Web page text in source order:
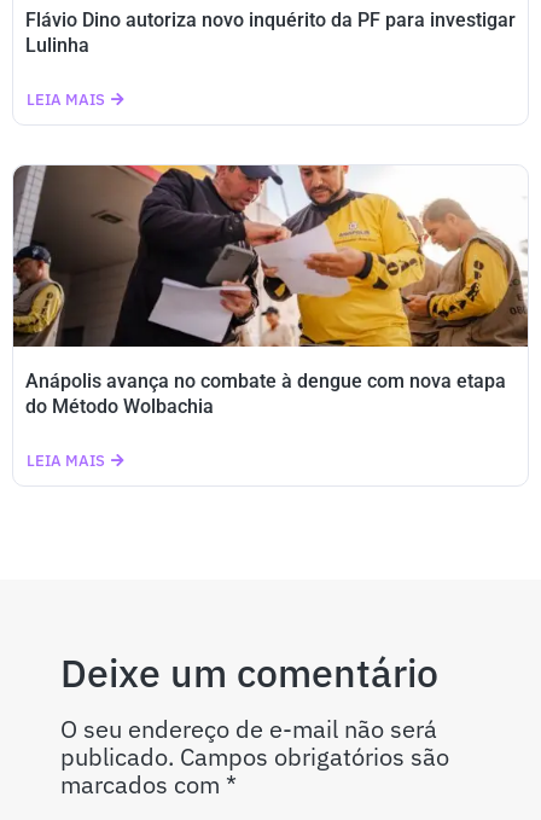
Flávio Dino autoriza novo inquérito da PF para investigar
Lulinha
LEIA MAIS
Anápolis avança no combate à dengue com nova etapa
do Método Wolbachia
LEIA MAIS
Deixe um comentário
O seu endereço de e-mail não será
publicado. Campos obrigatórios são
marcados com *